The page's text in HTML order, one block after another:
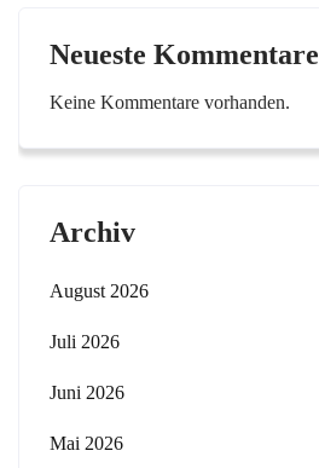
Neueste Kommentare
Keine Kommentare vorhanden.
Archiv
August 2026
Juli 2026
Juni 2026
Mai 2026